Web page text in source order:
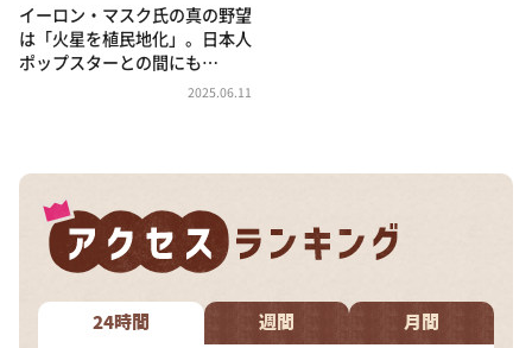
相席食堂
これ余談なんですけど・・・
～人生密着トークバラエティ！～ やすとものいたっ
河合＆A.B.C-Z塚田×福井アナ「なんでやねん！？」
（news おかえり）
DAIGOも台所 ～きょうの献立 何にする？～
本日はダイアンなり！シーズン２
イーロン・マスク氏の真の野望
は「火星を植民地化」。日本人
ポップスターとの間にも…
2025.06.11
24時間 週間 月間